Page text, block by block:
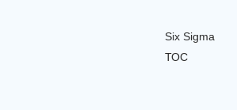
Six Sigma
ТОС